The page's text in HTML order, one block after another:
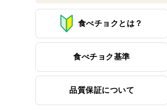
食べチョクとは？
食べチョク基準
品質保証について